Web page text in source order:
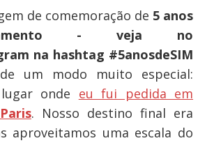
de comemoração de 5 anos
- veja no
na hashtag #5anosdeSIM
um modo muito especial:
onde eu fui pedida em
Paris. Nosso destino final era
aproveitamos uma escala do